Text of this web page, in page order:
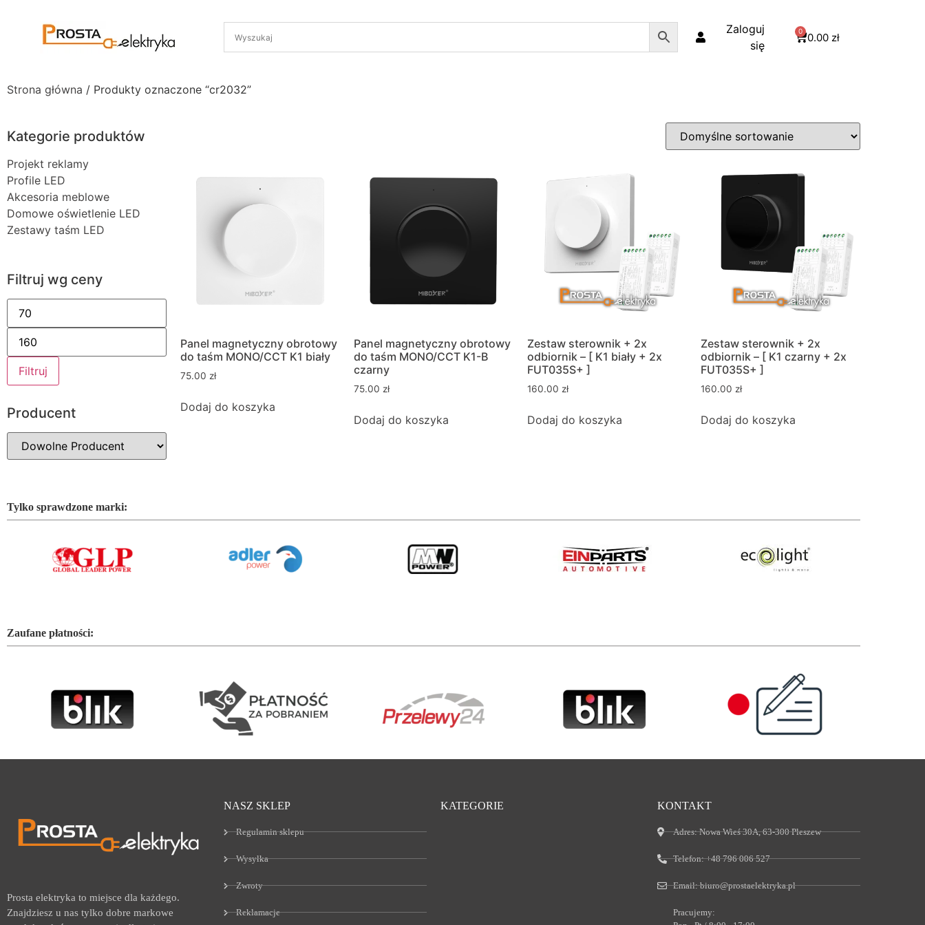
Zaloguj
się
0.00 zł
0
Strona główna / Produkty oznaczone “cr2032”
Kategorie produktów
Projekt reklamy
Profile LED
Akcesoria meblowe
Domowe oświetlenie LED
Zestawy taśm LED
Filtruj wg ceny
Filtruj
Producent
Panel magnetyczny obrotowy
do taśm MONO/CCT K1 biały
75.00 zł
Dodaj do koszyka
Panel magnetyczny obrotowy
do taśm MONO/CCT K1-B
czarny
75.00 zł
Dodaj do koszyka
Zestaw sterownik + 2x
odbiornik – [ K1 biały + 2x
FUT035S+ ]
160.00 zł
Dodaj do koszyka
Zestaw sterownik + 2x
odbiornik – [ K1 czarny + 2x
FUT035S+ ]
160.00 zł
Dodaj do koszyka
Tylko sprawdzone marki:
Zaufane płatności:
Prosta elektryka to miejsce dla każdego.
Znajdziesz u nas tylko dobre markowe
NASZ SKLEP
Regulamin sklepu
Wysyłka
Zwroty
Reklamacje
KATEGORIE KONTAKT
Adres:Nowa Wieś 30A, 63-300 Pleszew
Telefon:+48 796 006 527
Email:biuro@prostaelektryka.pl
Pracujemy: